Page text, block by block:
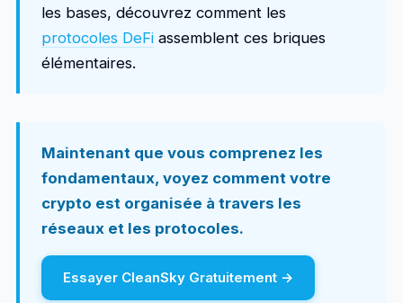
les bases, découvrez comment les
protocoles DeFiassemblent ces briques
élémentaires.
Maintenant que vous comprenez les
fondamentaux, voyez comment votre
crypto est organisée à travers les
réseaux et les protocoles.
Essayer CleanSky Gratuitement →